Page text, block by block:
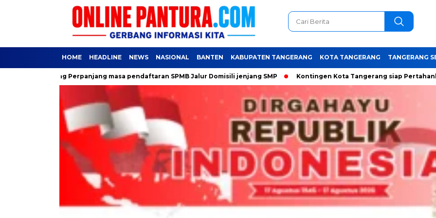
HOME HEADLINE NEWS NASIONAL BANTEN KABUPATEN TANGERANG KOTA TANGERANG TANGERANG
Perpanjang masa pendaftaran SPMB Jalur Domisili jenjang SMP Kontingen Kota Tangerang siap Pertahankan Juara
Baca Juga :
Diduga Desa Pekayon
Membeli Mobil Siaga Desa Memakai
Dana CSR PIK 2